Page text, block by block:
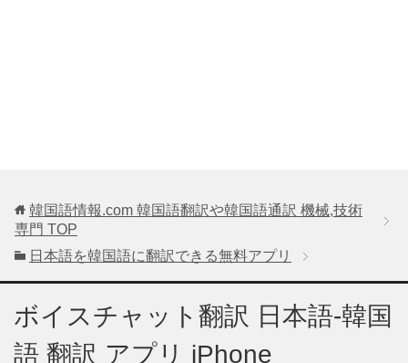
韓国語情報.com 韓国語翻訳や韓国語通訳 機械,技術
専門 TOP
日本語を韓国語に翻訳できる無料アプリ
ボイスチャット翻訳 日本語-韓国
語 翻訳 アプリ iPhone